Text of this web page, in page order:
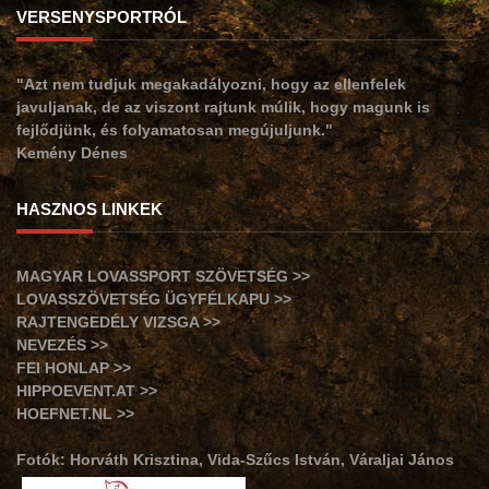
VERSENYSPORTRÓL
"Azt nem tudjuk megakadályozni, hogy az ellenfelek
javuljanak, de az viszont rajtunk múlik, hogy magunk is
fejlődjünk, és folyamatosan megújuljunk."
Kemény Dénes
HASZNOS LINKEK
MAGYAR LOVASSPORT SZÖVETSÉG >>
LOVASSZÖVETSÉG ÜGYFÉLKAPU >>
RAJTENGEDÉLY VIZSGA >>
NEVEZÉS >>
FEI HONLAP >>
HIPPOEVENT.AT >>
HOEFNET.NL >>
Fotók: Horváth Krisztina, Vida-Szűcs István, Váraljai János